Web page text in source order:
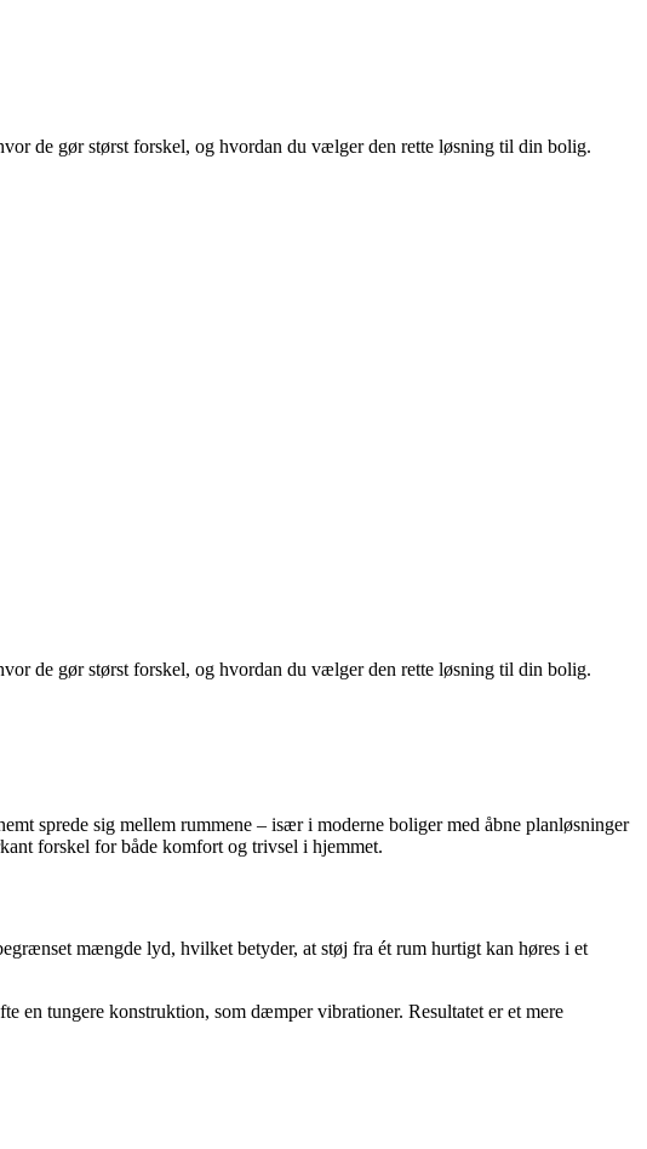
de gør størst forskel, og hvordan du vælger den rette løsning til din bolig.
de gør størst forskel, og hvordan du vælger den rette løsning til din bolig.
sprede sig mellem rummene – især i moderne boliger med åbne planløsninger
forskel for både komfort og trivsel i hjemmet.
mængde lyd, hvilket betyder, at støj fra ét rum hurtigt kan høres i et
en tungere konstruktion, som dæmper vibrationer. Resultatet er et mere